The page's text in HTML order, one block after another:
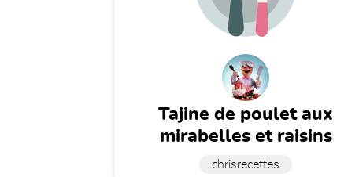
tajine de poulet aux
mirabelles et raisins
chrisrecettes